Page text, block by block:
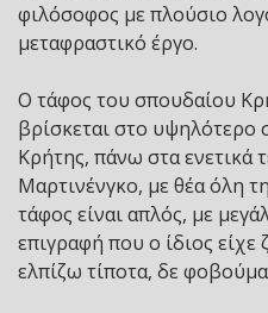
φιλόσοφος με πλούσιο
μεταφραστικό έργο.
Ο τάφος του σπουδαίου
βρίσκεται στο υψηλότερο
Κρήτης, πάνω στα ενετικά
Μαρτινένγκο, με θέα όλη
τάφος είναι απλός, με
επιγραφή που ο ίδιος
ελπίζω τίποτα, δε